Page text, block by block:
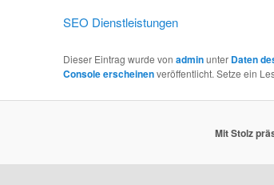
SEO Dienstleistungen
Dieser Eintrag wurde von adminunter Daten
Console erscheinenveröffentlicht. Setze ein
Mit Stolz